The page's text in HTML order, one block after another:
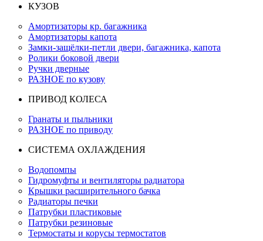
КУЗОВ
Амортизаторы кр. багажника
Амортизаторы капота
Замки-защёлки-петли двери, багажника, капота
Ролики боковой двери
Ручки дверные
РАЗНОЕ по кузову
ПРИВОД КОЛЕСА
Гранаты и пыльники
РАЗНОЕ по приводу
СИСТЕМА ОХЛАЖДЕНИЯ
Водопомпы
Гидромуфты и вентиляторы радиатора
Крышки расширительного бачка
Радиаторы печки
Патрубки пластиковые
Патрубки резиновые
Термостаты и корусы термостатов